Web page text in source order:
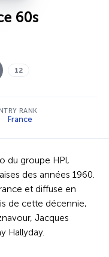
60s
12
RANK
France
du groupe HPI,
des années 1960.
et diffuse en
de cette décennie,
Jacques
Hallyday.